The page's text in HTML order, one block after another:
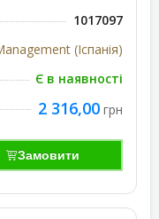
1017097
(Іспанія)
Є в наявності
2 316,00 грн
Замовити